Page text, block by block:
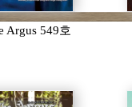
Argus 549호